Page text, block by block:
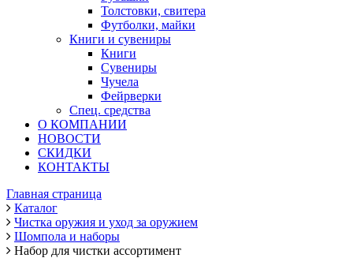
Толстовки, свитера
Футболки, майки
Книги и сувениры
Книги
Сувениры
Чучела
Фейрверки
Спец. средства
О КОМПАНИИ
НОВОСТИ
СКИДКИ
КОНТАКТЫ
Главная страница
Каталог
Чистка оружия и уход за оружием
Шомпола и наборы
Набор для чистки ассортимент